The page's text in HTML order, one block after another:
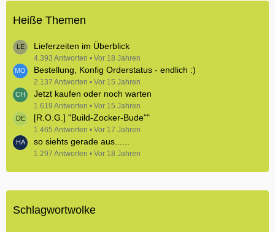
Heiße Themen
Lieferzeiten im Überblick
4.393 Antworten Vor 18 Jahren
Bestellung, Konfig Orderstatus - endlich :)
2.137 Antworten Vor 15 Jahren
Jetzt kaufen oder noch warten
1.619 Antworten Vor 15 Jahren
[R.O.G.] "Build-Zocker-Bude""
1.465 Antworten Vor 17 Jahren
so siehts gerade aus......
1.297 Antworten Vor 18 Jahren
Schlagwortwolke